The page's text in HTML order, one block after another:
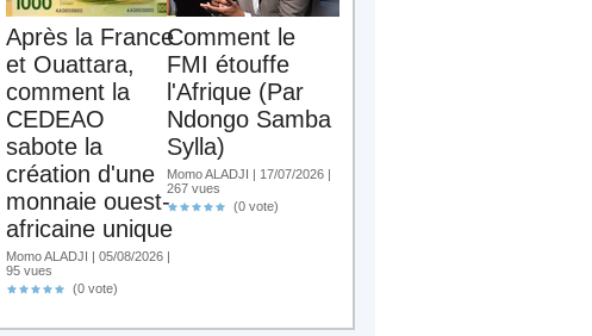
Après la France
et Ouattara,
comment la
CEDEAO
sabote la
création d'une
monnaie ouest-
africaine unique
Momo ALADJI | 05/08/2026 |
95 vues
(0 vote)
Comment le
FMI étouffe
l'Afrique (Par
Ndongo Samba
Sylla)
Momo ALADJI | 17/07/2026 |
267 vues
(0 vote)